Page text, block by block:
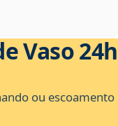
Vaso 24h
ou escoamento